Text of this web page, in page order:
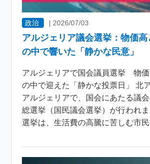
政治 | 2026/07/03
アルジェリア議会選挙：物価
の中で響いた「静かな民意」
アルジェリアで国会議員選挙 物
の中で迎えた「静かな投票日」 北
アルジェリアで、国会にあたる議
総選挙（国民議会選挙）が行われ
選挙は、生活費の高騰に苦しむ市